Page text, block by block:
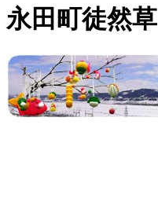
永田町徒然草